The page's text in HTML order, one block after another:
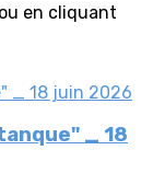
en cliquant
_ 18